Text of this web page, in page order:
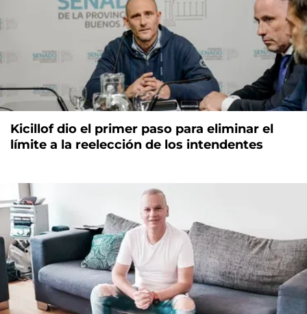
Kicillof dio el primer paso para eliminar el
límite a la reelección de los intendentes